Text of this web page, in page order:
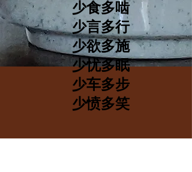
少食多啮
少言多行
少欲多施
少忧多眠
少车多步
少愤多笑